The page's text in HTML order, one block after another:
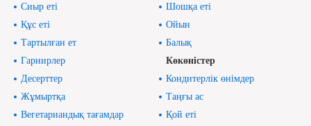
Сиыр еті
Шошқа еті
Құс еті
Ойын
Тартылған ет
Балық
Гарнирлер
Көкөністер
Десерттер
Кондитерлік өнімдер
Жұмыртқа
Таңғы ас
Вегетариандық тағамдар
Қой еті